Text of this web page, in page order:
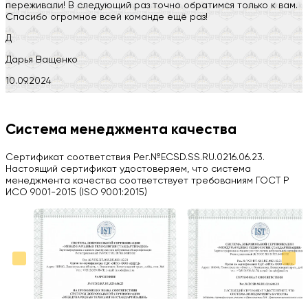
переживали! В следующий раз точно обратимся только к вам.
Спасибо огромное всей команде ещё раз!
Д
Дарья Ващенко
10.09.2024
H
03.09.2024
Вся работа выполнена в срок. Всем рекомендую
Больше отзывов на Google Maps
Система менеджмента качества
Сертификат соответствия Рег.№ECSD.SS.RU.0216.06.23.
Настоящий сертификат удостоверяем, что система
менеджмента качества соответствует требованиям ГОСТ Р
ИСО 9001-2015 (ISO 9001:2015)